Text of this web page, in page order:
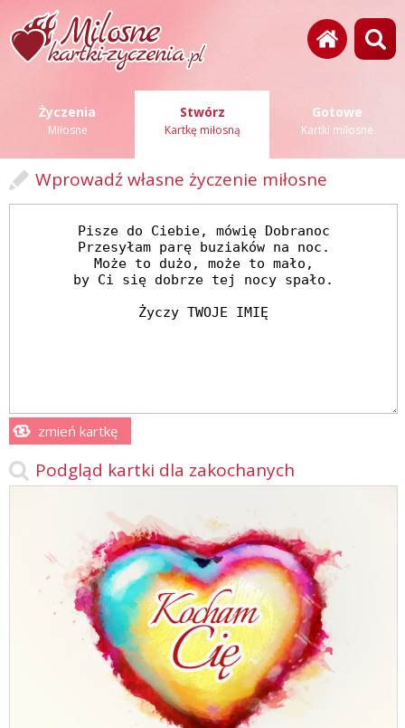
Życzenia
Miłosne
Stwórz
Kartkę miłosną
Gotowe
Kartki miłosne
Wprowadź własne życzenie miłosne
zmień kartkę
Podgląd kartki dla zakochanych